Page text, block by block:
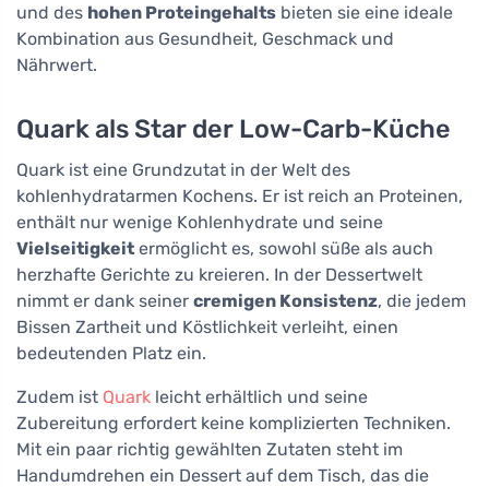
und des hohen Proteingehalts bieten sie eine ideale
Kombination aus Gesundheit, Geschmack und
Nährwert.
Quark als Star der Low-Carb-Küche
Quark ist eine Grundzutat in der Welt des
kohlenhydratarmen Kochens. Er ist reich an Proteinen,
enthält nur wenige Kohlenhydrate und seine
Vielseitigkeit ermöglicht es, sowohl süße als auch
herzhafte Gerichte zu kreieren. In der Dessertwelt
nimmt er dank seiner cremigen Konsistenz, die jedem
Bissen Zartheit und Köstlichkeit verleiht, einen
bedeutenden Platz ein.
Zudem ist Quark leicht erhältlich und seine
Zubereitung erfordert keine komplizierten Techniken.
Mit ein paar richtig gewählten Zutaten steht im
Handumdrehen ein Dessert auf dem Tisch, das die